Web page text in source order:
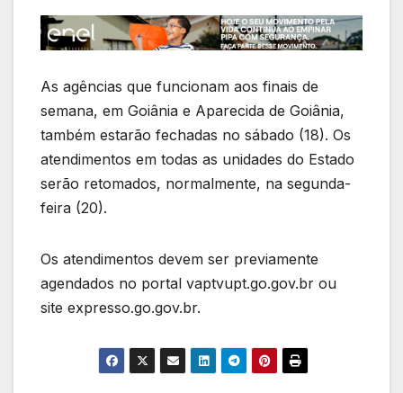
As agências que funcionam aos finais de
semana, em Goiânia e Aparecida de Goiânia,
também estarão fechadas no sábado (18). Os
atendimentos em todas as unidades do Estado
serão retomados, normalmente, na segunda-
feira (20).
Os atendimentos devem ser previamente
agendados no portal vaptvupt.go.gov.br ou
site expresso.go.gov.br.